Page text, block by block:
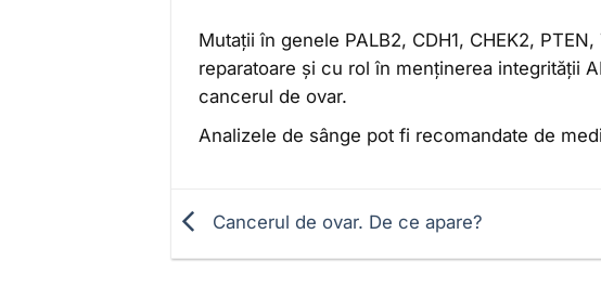
Mutații în genele PALB2, CDH1, CHEK2,
reparatoare şi cu rol în menţinerea integrităţii
cancerul de ovar.
Analizele de sânge pot fi recomandate de
Cancerul de ovar. De ce apare?